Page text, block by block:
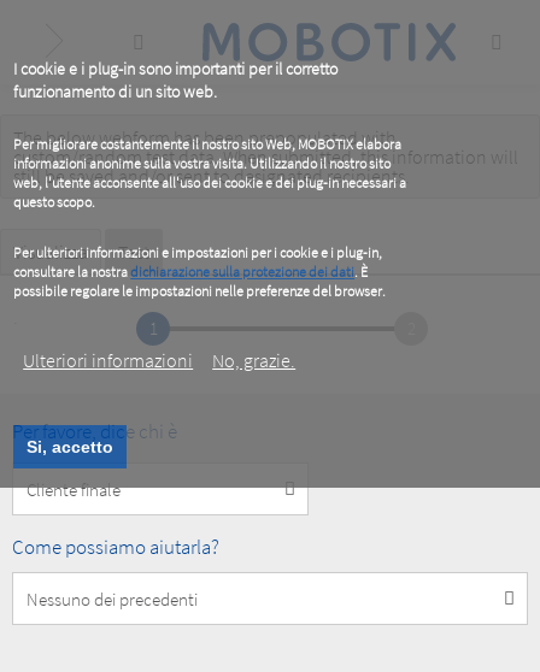
I cookie e i plug-in sono importanti per il corretto
funzionamento di un sito web.
Per migliorare costantemente il nostro sito Web, MOBOTIX elabora
informazioni anonime sulla vostra visita. Utilizzando il nostro sito
web, l'utente acconsente all'uso dei cookie e dei plug-in necessari a
questo scopo.
Per ulteriori informazioni e impostazioni per i cookie e i plug-in,
consultare la nostradichiarazione sulla protezione dei dati. È
possibile regolare le impostazioni nelle preferenze del browser.
Ulteriori informazioni
No, grazie.
Si, accetto
content
Warning
message
The below webform has been prepopulated with
custom/random test data. When submitted, this information will
still be savedand/orsent to designated recipients.
Primary
tabs
Visualizza Test(active
tab)
1
Per favore, dice chi è
Customer
Type
How
help
you?
Come possiamo aiutarla?